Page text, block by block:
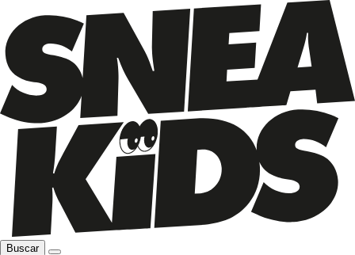
Buscar